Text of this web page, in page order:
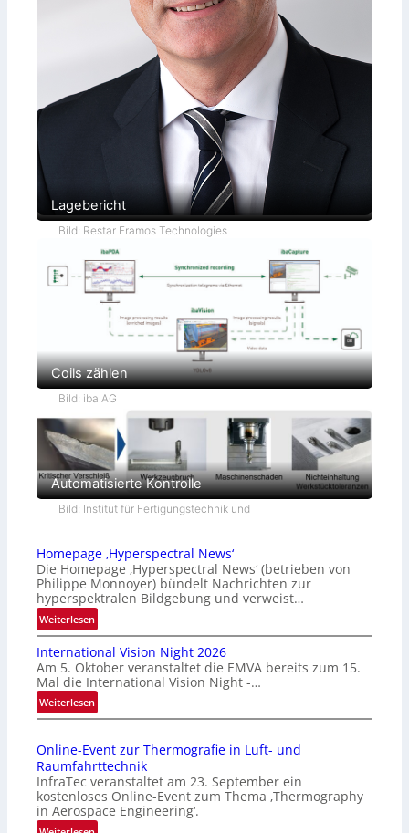
Lagebericht
Bild: Restar Framos Technologies
Coils zählen
Bild: iba AG
Automatisierte Kontrolle
Bild: Institut für Fertigungstechnik und
Homepage ‚Hyperspectral News‘
Die Homepage ‚Hyperspectral News‘ (betrieben von
Philippe Monnoyer) bündelt Nachrichten zur
hyperspektralen Bildgebung und verweist…
Weiterlesen:
H
o
m
e
p
a
e
‚
H
y
p
International Vision Night 2026
Am 5. Oktober veranstaltet die EMVA bereits zum 15.
Mal die International Vision Night -…
Weiterlesen:
I
t
e
r
n
a
Online-Event zur Thermografie in Luft- und
Raumfahrttechnik
InfraTec veranstaltet am 23. September ein
kostenloses Online-Event zum Thema ‚Thermography
in Aerospace Engineering‘.